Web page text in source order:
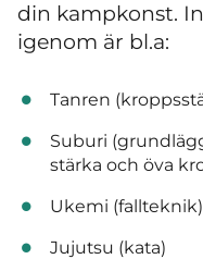
din kampkonst.
igenom är bl.a:
Tanren
Suburi
stärka och öva
Ukemi (fallteknik)
Jujutsu (kata)